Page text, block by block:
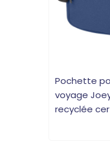
Pochette
voyage
recyclée